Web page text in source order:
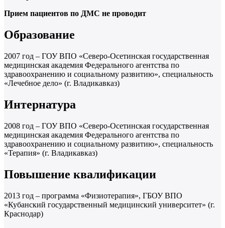
Прием пациентов по ДМС не проводит
Образование
2007 год – ГОУ ВПО «Северо-Осетинская государственная
медицинская академия Федерального агентства по
здравоохранению и социальному развитию», специальность
«Лечебное дело» (г. Владикавказ)
Интернатура
2008 год – ГОУ ВПО «Северо-Осетинская государственная
медицинская академия Федерального агентства по
здравоохранению и социальному развитию», специальность
«Терапия» (г. Владикавказ)
Повышение квалификации
2013 год – программа «Физиотерапия», ГБОУ ВПО
«Кубанский государственный медицинский университет» (г.
Краснодар)